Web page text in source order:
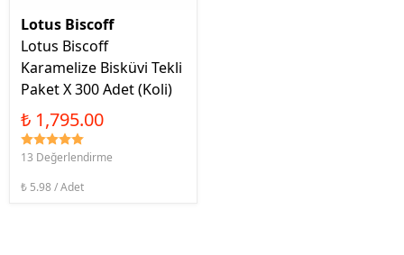
Lotus Biscoff
Lotus Biscoff
Karamelize Bisküvi Tekli
Paket X 300 Adet (Koli)
₺ 1,795.00
13 Değerlendirme
₺ 5.98 / Adet